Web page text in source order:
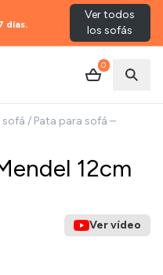
días.
Ver todos
los sofás
0
sofá / Pata para sofá –
Ver vídeo
12cm